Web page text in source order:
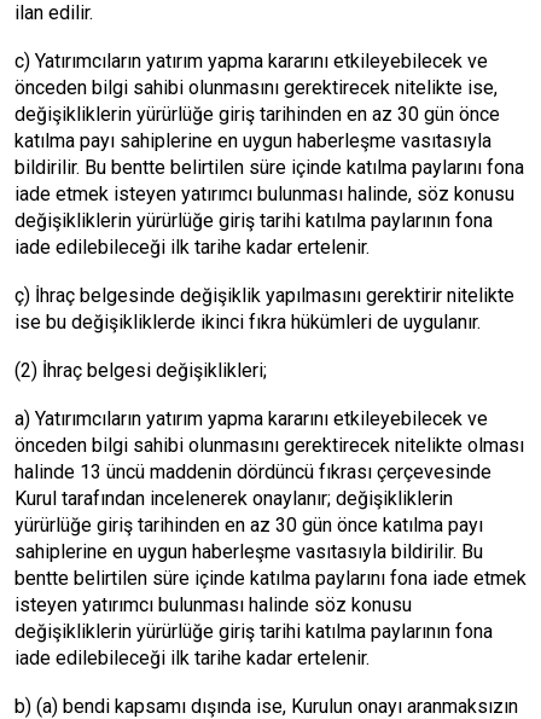
ilan edilir.
c) Yatırımcıların yatırım yapma kararını etkileyebilecek ve
önceden bilgi sahibi olunmasını gerektirecek nitelikte ise,
değişikliklerin yürürlüğe giriş tarihinden en az 30 gün önce
katılma payı sahiplerine en uygun haberleşme vasıtasıyla
bildirilir. Bu bentte belirtilen süre içinde katılma paylarını fona
iade etmek isteyen yatırımcı bulunması halinde, söz konusu
değişikliklerin yürürlüğe giriş tarihi katılma paylarının fona
iade edilebileceği ilk tarihe kadar ertelenir.
ç) İhraç belgesinde değişiklik yapılmasını gerektirir nitelikte
ise bu değişikliklerde ikinci fıkra hükümleri de uygulanır.
(2) İhraç belgesi değişiklikleri;
a) Yatırımcıların yatırım yapma kararını etkileyebilecek ve
önceden bilgi sahibi olunmasını gerektirecek nitelikte olması
halinde 13 üncü maddenin dördüncü fıkrası çerçevesinde
Kurul tarafından incelenerek onaylanır; değişikliklerin
yürürlüğe giriş tarihinden en az 30 gün önce katılma payı
sahiplerine en uygun haberleşme vasıtasıyla bildirilir. Bu
bentte belirtilen süre içinde katılma paylarını fona iade etmek
isteyen yatırımcı bulunması halinde söz konusu
değişikliklerin yürürlüğe giriş tarihi katılma paylarının fona
iade edilebileceği ilk tarihe kadar ertelenir.
b) (a) bendi kapsamı dışında ise, Kurulun onayı aranmaksızın